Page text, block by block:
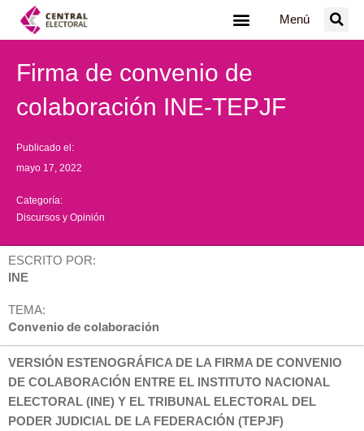
Menú
Firma de convenio de
colaboración INE-TEPJF
Publicado el:
mayo 17, 2022
Categoría:
Discursos y Opinión
ESCRITO POR:
INE
TEMA:
Convenio de colaboración
VERSIÓN ESTENOGRÁFICA DE LA FIRMA DE CONVENIO
DE COLABORACIÓN ENTRE EL INSTITUTO NACIONAL
ELECTORAL (INE) Y EL TRIBUNAL ELECTORAL DEL
PODER JUDICIAL DE LA FEDERACIÓN (TEPJF)